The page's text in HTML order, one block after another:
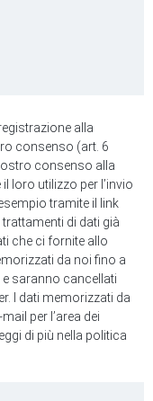
alla
consenso (art. 6
consenso alla
loro utilizzo per l’invio
tramite il link
trattamenti di dati già
che ci fornite allo
da noi fino a
saranno cancellati
I dati memorizzati da
per l’area dei
di più nella politica